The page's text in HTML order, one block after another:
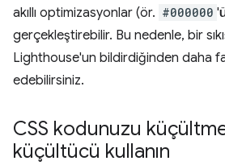
akıllı optimizasyonlar (ör. #000000 'ü
gerçekleştirebilir. Bu nedenle, bir
Lighthouse'un bildirdiğinden daha
edebilirsiniz.
CSS kodunuzu
küçültücü kullanın